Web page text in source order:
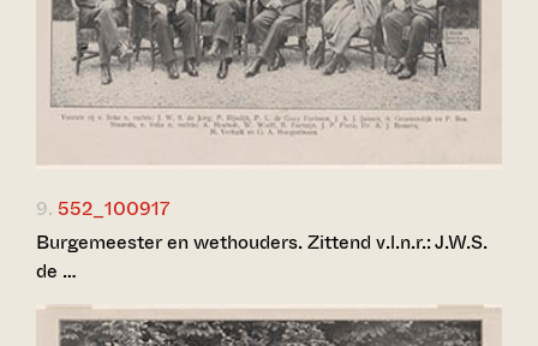
9. 552_100917
Burgemeester en wethouders. Zittend v.l.n.r.: J.W.S.
de …